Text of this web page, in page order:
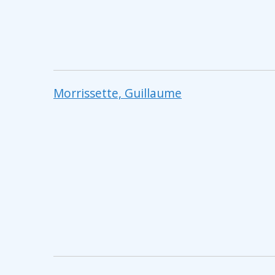
Morrissette, Guillaume